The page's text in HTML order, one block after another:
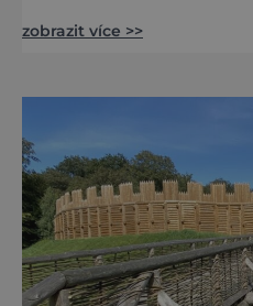
ve Všestarech u Hradce
Archeoparku Všestary
podobách. Vybrané
zobrazit více >>